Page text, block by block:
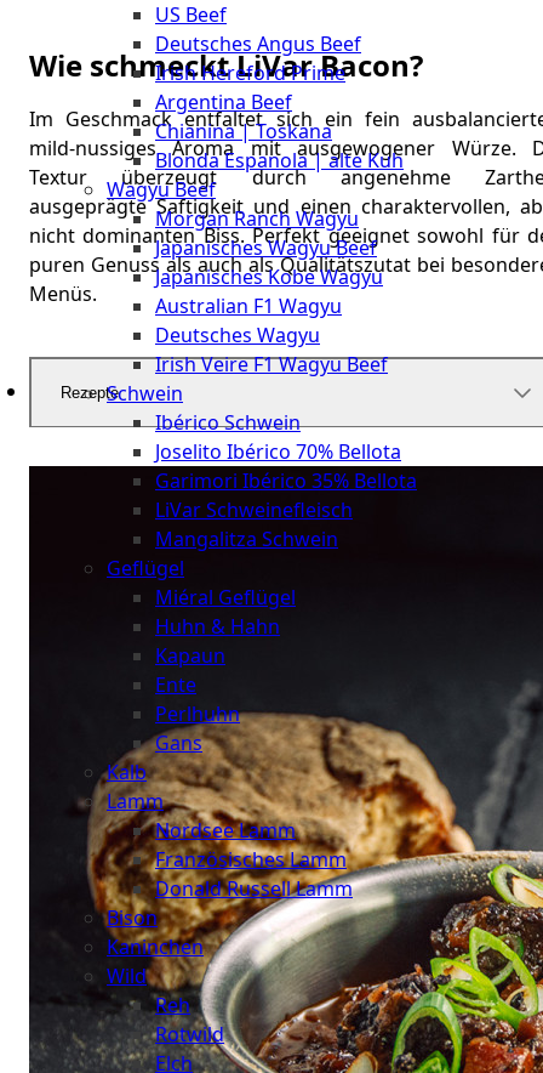
Stuttgart
US Beef
Deutsches Angus Beef
Irish Hereford Prime
Argentina Beef
Chianina | Toskana
Blonda Espanola | alte Kuh
Wagyu Beef
Morgan Ranch Wagyu
Japanisches Wagyu Beef
Japanisches Kobe Wagyu
Australian F1 Wagyu
Deutsches Wagyu
Irish Veire F1 Wagyu Beef
Schwein
Ibérico Schwein
Joselito Ibérico 70% Bellota
Garimori Ibérico 35% Bellota
LiVar Schweinefleisch
Mangalitza Schwein
Geflügel
Miéral Geflügel
Huhn & Hahn
Kapaun
Ente
Perlhuhn
Gans
Kalb
Lamm
Nordsee Lamm
Französisches Lamm
Donald Russell Lamm
Bison
Kaninchen
Wild
Reh
Rotwild
Elch
Wie schmeckt LiVar Bacon?
Im Geschmack entfaltet sich ein fein
mild-nussiges Aroma mit ausgewogener Würze.
Textur überzeugt durch angenehme
ausgeprägte Saftigkeit und einen charaktervollen,
nicht dominanten Biss. Perfekt geeignet sowohl für
puren Genuss als auch als Qualitätszutat bei
Menüs.
Rezepte